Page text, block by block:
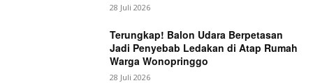
28 Juli 2026
Terungkap! Balon Udara Berpetasan
Jadi Penyebab Ledakan di Atap Rumah
Warga Wonopringgo
28 Juli 2026